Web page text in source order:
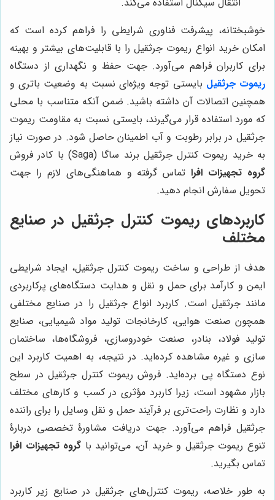
خوشبختانه، پیشرفت فناوری شرایطی را فراهم کرده است که
امکان خرید انواع ریموت جرثقیل را با قابلیت‌های بیشتر و بهینه
برای کاربران فراهم می‌آورد. جهت حفظ و نگهداری از دستگاه
ریموت جرثقیل بایستی توجه ویژه‌ای نسبت به وضعیت باتری و
همچنین اتصالات آن داشته باشید. ضمن آنکه متناسب با محلی
که مورد استفاده قرار می‌گیرند، بایستی نسبت به مقاومت ریموت
جرثقیل در برابر رطوبت و آب اطمینان حاصل شود. در صورت نیاز
به خرید ریموت کنترل جرثقیل برند ساگا (Saga) با کادر فروش
گروه تجهیزات افراتماس گرفته و هماهنگی‌های لازم را جهت
تحویل سفارش انجام دهید.
کاربردهای ریموت کنترل جرثقیل در صنایع
مختلف
هدف از طراحی و ساخت ریموت کنترل جرثقیل، ایجاد شرایطی
ایمن و کارآمد برای حمل و نقل و هدایت دستگاه‌های پرکاربردی
مانند جرثقیل است. کاربرد انواع جرثقیل را در صنایع مختلفی
همچون صنعت هوایی، کارخانجات تولید مواد شیمیایی، صنایع
تولید فولاد، بنادر، صنعت خودروسازی، فروشگاه‌ها، ساختمان
سازی و غیره مشاهده کرده‌اید. در نتیجه، به اهمیت کاربرد این
نوع دستگاه پی برده‌اید. فروش ریموت کنترل جرثقیل در سطح
بازار مشهود است، زیرا کاربرد مؤثری در کسب و کارهای مختلف
دارد و نظارت راحت‌تری بر فرآیند حمل و نقل وسایل را برای راننده
جرثقیل فراهم می‌آورد. جهت دریافت مشاورۀ تخصصی دربارۀ
تنوع ریموت جرثقیل و خرید آن، می‌توانید با گروه تجهیزات افرا
تماس بگیرید.
به طور خلاصه، ریموت کنترل‌های جرثقیل در صنایع زیر کاربرد